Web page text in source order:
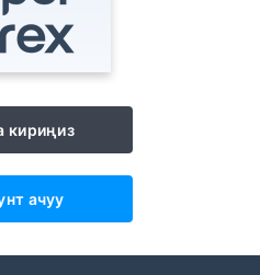
кириңиз
ачуу